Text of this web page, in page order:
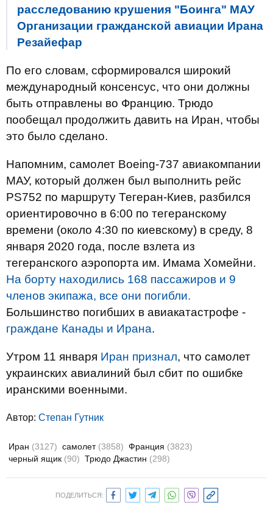
расследованию крушения "Боинга" МАУ
Организации гражданской авиации Ирана
Резайефар
По его словам, сформировался широкий
международный консенсус, что они должны
быть отправлены во Францию. Трюдо
пообещал продолжить давить на Иран, чтобы
это было сделано.
Напомним, самолет Boeing-737 авиакомпании
МАУ, который должен был выполнить рейс
PS752 по маршруту Тегеран-Киев, разбился
ориентировочно в 6:00 по тегеранскому
времени (около 4:30 по киевскому) в среду, 8
января 2020 года, после взлета из
тегеранского аэропорта им. Имама Хомейни.
На борту находились 168 пассажиров и 9
членов экипажа, все они погибли.
Большинство погибших в авиакатастрофе -
граждане Канады и Ирана.
Утром 11 января Иран признал, что самолет
украинских авиалиний был сбит по ошибке
иранскими военными.
Автор: Степан Гутник
Иран (3127) самолет (3858) Франция (3823)
черный ящик (90) Трюдо Джастин (298)
ПОДЕЛИТЬСЯ: